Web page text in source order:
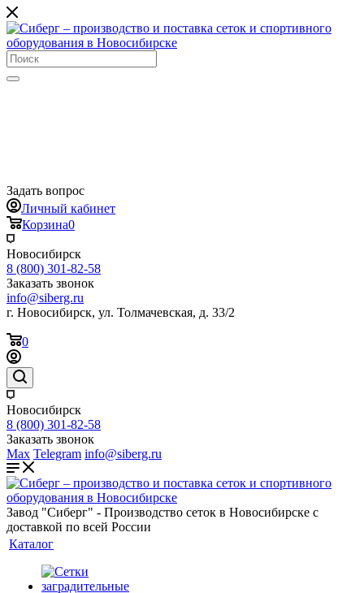
Задать вопрос
Личный кабинет
Корзина0
Новосибирск
8 (800) 301-82-58
Заказать звонок
info@siberg.ru
г. Новосибирск, ул. Толмачевская, д. 33/2
0
Новосибирск
8 (800) 301-82-58
Заказать звонок
Max Telegram info@siberg.ru
Завод "Сиберг" - Производство сеток в Новосибирске с
доставкой по всей России
Каталог